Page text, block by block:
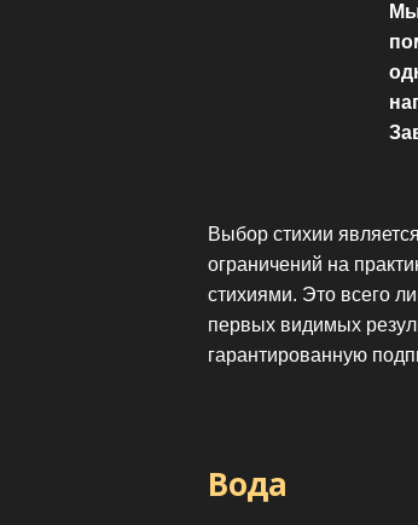
Выбор стихии
ограничений на
стихиями. Это всего
первых видимых
гарантированную
Вода